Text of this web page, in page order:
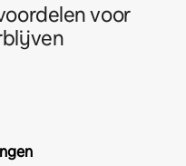
voor